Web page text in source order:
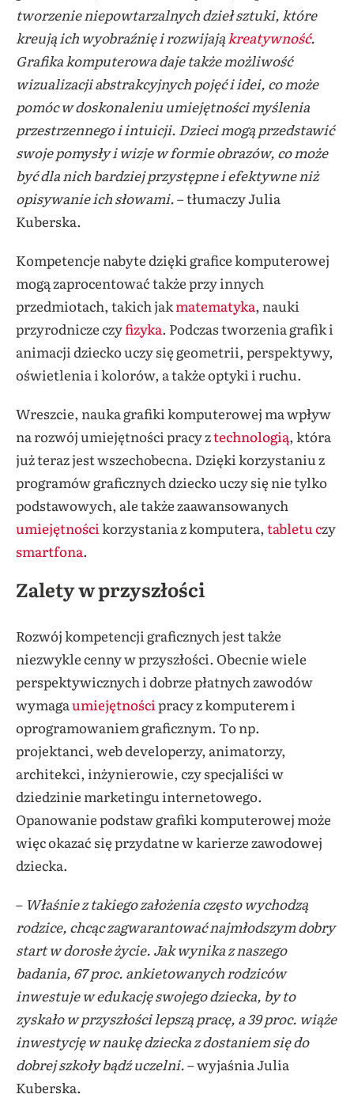
tworzenie niepowtarzalnych dzieł sztuki, które
kreują ich wyobraźnię i rozwijająkreatywność.
Grafika komputerowa daje także możliwość
wizualizacji abstrakcyjnych pojęć i idei, co może
pomóc w doskonaleniu umiejętności myślenia
przestrzennego i intuicji. Dzieci mogą przedstawić
swoje pomysły i wizje w formie obrazów, co może
być dla nich bardziej przystępne i efektywne niż
opisywanie ich słowami.– tłumaczy Julia
Kuberska.
Kompetencje nabyte dzięki grafice komputerowej
mogą zaprocentować także przy innych
przedmiotach, takich jakmatematyka, nauki
przyrodnicze czyfizyka. Podczas tworzenia grafik i
animacji dziecko uczy się geometrii, perspektywy,
oświetlenia i kolorów, a także optyki i ruchu.
Wreszcie, nauka grafiki komputerowej ma wpływ
na rozwój umiejętności pracy ztechnologią, która
już teraz jest wszechobecna. Dzięki korzystaniu z
programów graficznych dziecko uczy się nie tylko
podstawowych, ale także zaawansowanych
umiejętnościkorzystania z komputera,tabletu czy
smartfona.
Zalety w przyszłości
Rozwój kompetencji graficznych jest także
niezwykle cenny w przyszłości. Obecnie wiele
perspektywicznych i dobrze płatnych zawodów
wymagaumiejętnościpracy z komputerem i
oprogramowaniem graficznym. To np.
projektanci, web developerzy, animatorzy,
architekci, inżynierowie, czy specjaliści w
dziedzinie marketingu internetowego.
Opanowanie podstaw grafiki komputerowej może
więc okazać się przydatne w karierze zawodowej
dziecka.
– Właśnie z takiego założenia często wychodzą
rodzice, chcąc zagwarantować najmłodszym dobry
start w dorosłe życie. Jak wynika z naszego
badania, 67 proc. ankietowanych rodziców
inwestuje w edukację swojego dziecka, by to
zyskało w przyszłości lepszą pracę, a 39 proc. wiąże
inwestycję w naukę dziecka z dostaniem się do
dobrej szkoły bądź uczelni.– wyjaśnia Julia
Kuberska.